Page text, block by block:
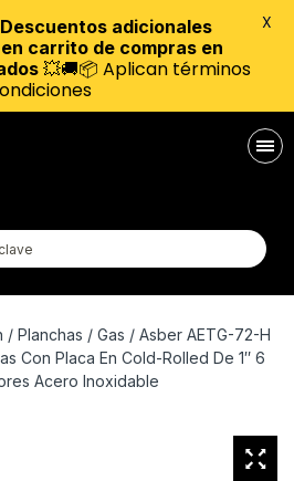
/ Planchas / Gas / Asber AETG-72-H
Con Placa En Cold-Rolled De 1″ 6
Acero Inoxidable
Descuentos adicionales
carrito de compras en
💥🚚📦 Aplican términos
X